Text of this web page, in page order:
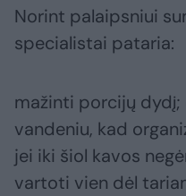
Norint palaipsniui
specialistai pataria:
mažinti porcijų
vandeniu, kad
jei iki šiol kavos
vartoti vien dėl